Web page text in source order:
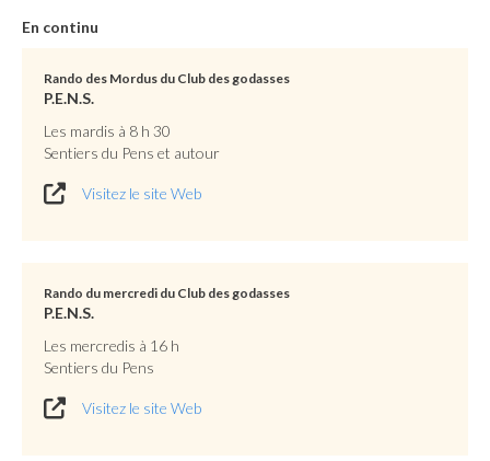
En continu
Rando des Mordus du Club des godasses
P.E.N.S.
Les mardis à 8 h 30
Sentiers du Pens et autour
Visitez le site Web
Rando du mercredi du Club des godasses
P.E.N.S.
Les mercredis à 16 h
Sentiers du Pens
Visitez le site Web